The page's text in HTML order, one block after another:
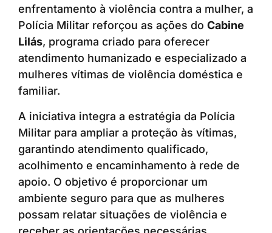
enfrentamento à violência contra a mulher, a
Polícia Militar reforçou as ações do Cabine
Lilás, programa criado para oferecer
atendimento humanizado e especializado a
mulheres vítimas de violência doméstica e
familiar.
A iniciativa integra a estratégia da Polícia
Militar para ampliar a proteção às vítimas,
garantindo atendimento qualificado,
acolhimento e encaminhamento à rede de
apoio. O objetivo é proporcionar um
ambiente seguro para que as mulheres
possam relatar situações de violência e